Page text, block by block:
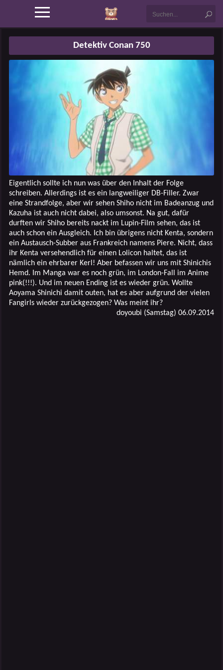
Detektiv Conan 750
Eigentlich sollte ich nun was über den Inhalt der Folge
schreiben. Allerdings ist es ein langweiliger DB-Filler. Zwar
eine Strandfolge, aber wir sehen Shiho nicht im Badeanzug und
Kazuha ist auch nicht dabei, also umsonst. Na gut, dafür
durften wir Shiho bereits nackt im Lupin-Film sehen, das ist
auch schon ein Ausgleich. Ich bin übrigens nicht Kenta, sondern
ein Austausch-Subber aus Frankreich namens Piere. Nicht, dass
ihr Kenta versehendlich für einen Lolicon haltet, das ist
nämlich ein ehrbarer Kerl! Aber befassen wir uns mit Shinichis
Hemd. Im Manga war es noch grün, im London-Fall im Anime
pink(!!!). Und im neuen Ending ist es wieder grün. Wollte
Aoyama Shinichi damit outen, hat es aber aufgrund der vielen
Fangirls wieder zurückgezogen? Was meint ihr?
doyoubi (Samstag) 06.09.2014